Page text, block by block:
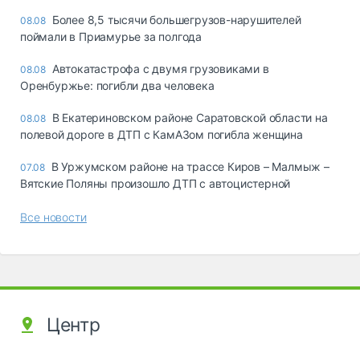
08.08 Более 8,5 тысячи большегрузов-нарушителей
поймали в Приамурье за полгода
08.08 Автокатастрофа с двумя грузовиками в
Оренбуржье: погибли два человека
08.08 В Екатериновском районе Саратовской области на
полевой дороге в ДТП с КамАЗом погибла женщина
07.08 В Уржумском районе на трассе Киров – Малмыж –
Вятские Поляны произошло ДТП с автоцистерной
Все новости
Центр